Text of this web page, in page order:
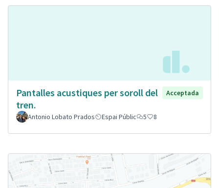
Pantalles acustiques per soroll del
tren.
Acceptada
Antonio Lobato Prados Espai Públic 5 8